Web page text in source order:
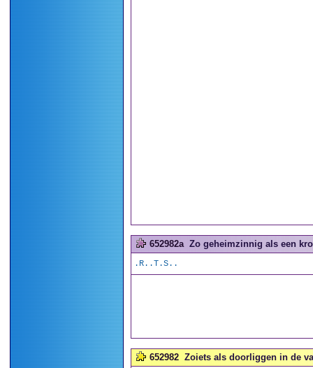
652982a Zo geheimzinnig als een
.R..T.S..
652982 Zoiets als doorliggen in de